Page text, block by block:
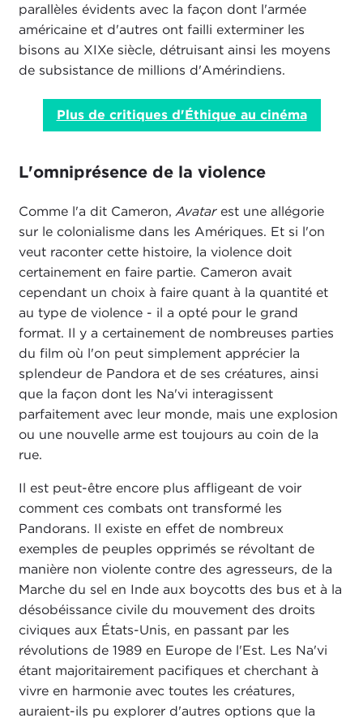
parallèles évidents avec la façon dont l'armée
américaine et d'autres ont failli exterminer les
bisons au XIXe siècle, détruisant ainsi les moyens
de subsistance de millions d'Amérindiens.
Plus de critiques d'Éthique au cinéma
L'omniprésence de la violence
Comme l'a dit Cameron, Avatarest une allégorie
sur le colonialisme dans les Amériques. Et si l'on
veut raconter cette histoire, la violence doit
certainement en faire partie. Cameron avait
cependant un choix à faire quant à la quantité et
au type de violence - il a opté pour le grand
format. Il y a certainement de nombreuses parties
du film où l'on peut simplement apprécier la
splendeur de Pandora et de ses créatures, ainsi
que la façon dont les Na'vi interagissent
parfaitement avec leur monde, mais une explosion
ou une nouvelle arme est toujours au coin de la
rue.
Il est peut-être encore plus affligeant de voir
comment ces combats ont transformé les
Pandorans. Il existe en effet de nombreux
exemples de peuples opprimés se révoltant de
manière non violente contre des agresseurs, de la
Marche du sel en Inde aux boycotts des bus et à la
désobéissance civile du mouvement des droits
civiques aux États-Unis, en passant par les
révolutions de 1989 en Europe de l'Est. Les Na'vi
étant majoritairement pacifiques et cherchant à
vivre en harmonie avec toutes les créatures,
auraient-ils pu explorer d'autres options que la